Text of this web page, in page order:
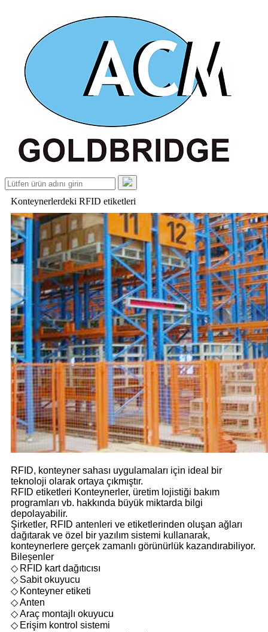
Konteynerlerdeki RFID etiketleri
RFID, konteyner sahası uygulamaları için ideal bir
teknoloji olarak ortaya çıkmıştır.
RFID etiketleri Konteynerler, üretim lojistiği bakım
programları vb. hakkında büyük miktarda bilgi
depolayabilir.
Şirketler, RFID antenleri ve etiketlerinden oluşan ağları
dağıtarak ve özel bir yazılım sistemi kullanarak,
konteynerlere gerçek zamanlı görünürlük kazandırabiliyor.
Bileşenler
◇ RFID kart dağıtıcısı
◇ Sabit okuyucu
◇ Konteyner etiketi
◇Anten
◇Araç montajlı okuyucu
◇ Erişim kontrol sistemi